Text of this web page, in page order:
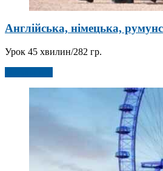
Англійська, німецька,
Урок 45 хвилин/282 гр.